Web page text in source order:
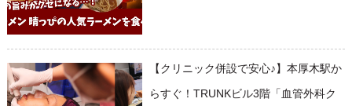
【クリニック併設で安心♪】本厚木駅か
らすぐ！TRUNKビル3階「血管外科ク